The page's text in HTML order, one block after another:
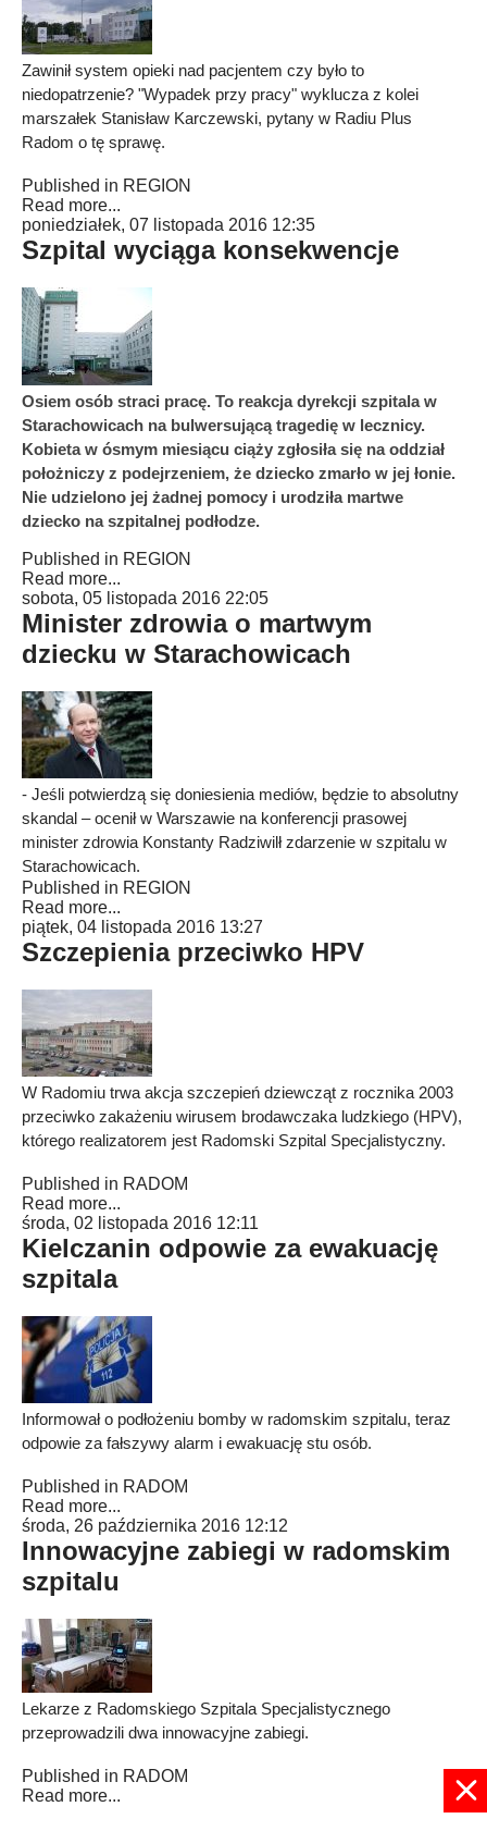
Zawinił system opieki nad pacjentem czy było to
niedopatrzenie? "Wypadek przy pracy" wyklucza z kolei
marszałek Stanisław Karczewski, pytany w Radiu Plus
Radom o tę sprawę.
Published in REGION
Read more...
poniedziałek, 07 listopada 2016 12:35
Szpital wyciąga konsekwencje
Osiem osób straci pracę. To reakcja dyrekcji szpitala w
Starachowicach na bulwersującą tragedię w lecznicy.
Kobieta w ósmym miesiącu ciąży zgłosiła się na oddział
położniczy z podejrzeniem, że dziecko zmarło w jej łonie.
Nie udzielono jej żadnej pomocy i urodziła martwe
dziecko na szpitalnej podłodze.
Published in REGION
Read more...
sobota, 05 listopada 2016 22:05
Minister zdrowia o martwym
dziecku w Starachowicach
- Jeśli potwierdzą się doniesienia mediów, będzie to absolutny
skandal – ocenił w Warszawie na konferencji prasowej
minister zdrowia Konstanty Radziwilł zdarzenie w szpitalu w
Starachowicach.
Published in REGION
Read more...
piątek, 04 listopada 2016 13:27
Szczepienia przeciwko HPV
W Radomiu trwa akcja szczepień dziewcząt z rocznika 2003
przeciwko zakażeniu wirusem brodawczaka ludzkiego (HPV),
którego realizatorem jest Radomski Szpital Specjalistyczny.
Published in RADOM
Read more...
środa, 02 listopada 2016 12:11
Kielczanin odpowie za ewakuację
szpitala
Informował o podłożeniu bomby w radomskim szpitalu, teraz
odpowie za fałszywy alarm i ewakuację stu osób.
Published in RADOM
Read more...
środa, 26 października 2016 12:12
Innowacyjne zabiegi w radomskim
szpitalu
Lekarze z Radomskiego Szpitala Specjalistycznego
przeprowadzili dwa innowacyjne zabiegi.
Published in RADOM
Read more...